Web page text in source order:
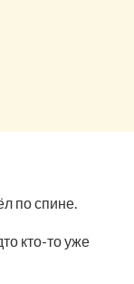
по спине.
кто-то уже